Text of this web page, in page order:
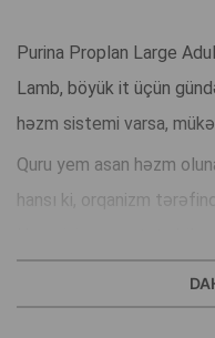
Purina Proplan Large
Lamb, böyük it üçün
həzm sistemi varsa,
Quru yem asan həzm
hansı ki, orqanizm
Prebiotiklər də optimal